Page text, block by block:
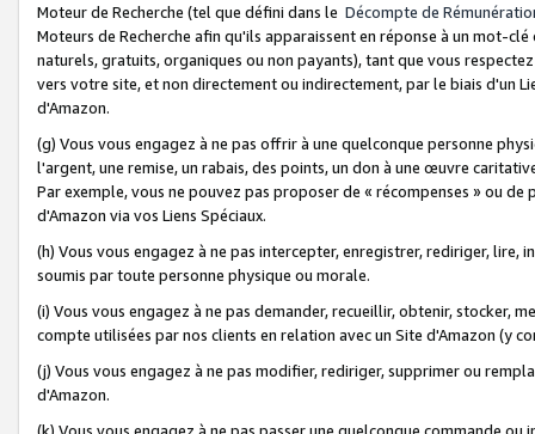
Moteur de Recherche (tel que défini dans le Décompte de
Moteurs de Recherche afin qu'ils apparaissent en réponse à un mot-
naturels, gratuits, organiques ou non payants), tant que vous
vers votre site, et non directement ou indirectement, par le biais d'un
d'Amazon.
(g) Vous vous engagez à ne pas offrir à une quelconque personne
l'argent, une remise, un rabais, des points, un don à une œuvre
Par exemple, vous ne pouvez pas proposer de « récompenses » ou
d'Amazon via vos Liens Spéciaux.
(h) Vous vous engagez à ne pas intercepter, enregistrer, rediriger,
soumis par toute personne physique ou morale.
(i) Vous vous engagez à ne pas demander, recueillir, obtenir, stocker,
compte utilisées par nos clients en relation avec un Site d'Amazon (y
(j) Vous vous engagez à ne pas modifier, rediriger, supprimer ou
d'Amazon.
(k) Vous vous engagez à ne pas passer une quelconque commande